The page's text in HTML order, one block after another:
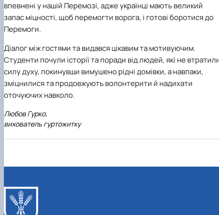
впевнені у нашій Перемозі, адже українці мають великий
запас міцності, щоб перемогти ворога, і готові боротися до
Перемоги.
Діалог між гостями та видався цікавим та мотивуючим.
Студенти почули історії та поради від людей, які не
силу духу, покинувши вимушено рідні домівки, а навпаки,
зміцнилися та продовжують волонтерити й надихати
оточуючих навколо.
Любов Гурко,
вихователь гуртожитку